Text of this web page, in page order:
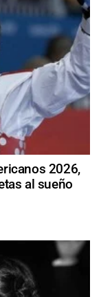
2026,
al sueño